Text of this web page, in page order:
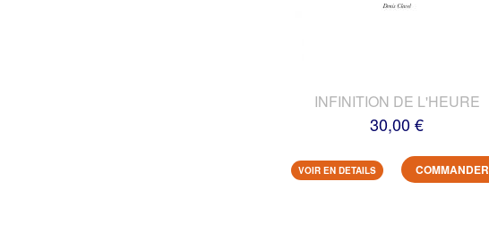
INFINITION DE L'HEURE
30,00 €
VOIR EN DETAILS COMMANDER